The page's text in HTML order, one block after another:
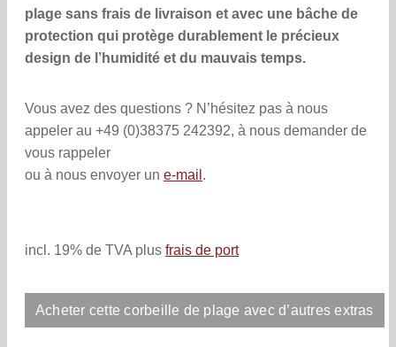
plage sans frais de livraison et avec une bâche de
protection qui protège durablement le précieux
design de l’humidité et du mauvais temps.
Vous avez des questions ? N’hésitez pas à nous
appeler au +49 (0)38375 242392, à nous demander de
vous rappeler
ou à nous envoyer un e-mail .
incl. 19% de TVA plus frais de port
Acheter cette corbeille de plage avec d’autres extras